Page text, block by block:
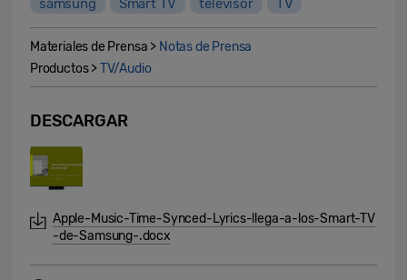
samsung
Smart TV televisor TV
Materiales de Prensa > Notas de Prensa
Productos >TV/Audio
DESCARGAR
Apple-Music-Time-Synced-Lyrics-llega-a-los-Smart-TV
-de-Samsung-.docx